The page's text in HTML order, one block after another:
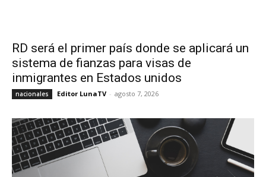
RD será el primer país donde se aplicará un
sistema de fianzas para visas de
inmigrantes en Estados unidos
nacionales Editor LunaTV - agosto 7, 2026